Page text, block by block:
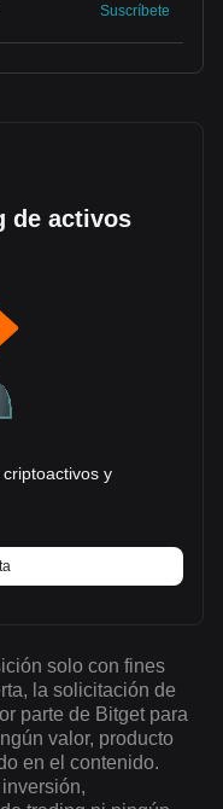
Suscríbete
de activos
y
solo con fines
la solicitación de
parte de Bitget para
valor, producto
en el contenido.